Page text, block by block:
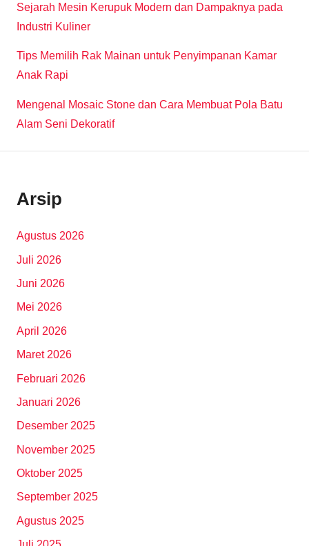
Sejarah Mesin Kerupuk Modern dan Dampaknya pada
Industri Kuliner
Tips Memilih Rak Mainan untuk Penyimpanan Kamar
Anak Rapi
Mengenal Mosaic Stone dan Cara Membuat Pola Batu
Alam Seni Dekoratif
Arsip
Agustus 2026
Juli 2026
Juni 2026
Mei 2026
April 2026
Maret 2026
Februari 2026
Januari 2026
Desember 2025
November 2025
Oktober 2025
September 2025
Agustus 2025